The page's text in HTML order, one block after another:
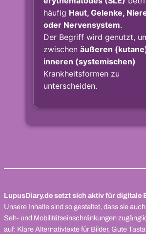
LupusDiary.de setzt sich aktiv für digitale
Unsere Inhalte sind so gestaltet, dass sie
Seh- und Mobilitätseinschränkungen
auf: Klare Alternativtexte für Bilder, Gute